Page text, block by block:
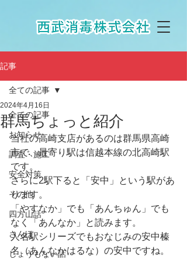
記事
全ての記事
お知らせ
調査・施工
安全対策
その他
四方山話
さんぽ
しょうもない話
全ての記事
群馬ちょっと紹介
2024年4月16日
当社の高崎支店があるのは群馬県高崎
市で、最寄り駅は信越本線の北高崎駅
です。
さらに2駅下ると「安中」という駅があ
ります。
「やすなか」でも「あんちゅん」でも
なく「あんなか」と読みます。
人名駅シリーズでもおなじみの安中榛
名（あんなかはるな）の安中ですね。